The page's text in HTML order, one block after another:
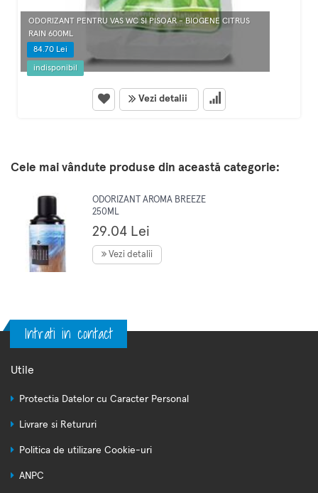
ODORIZANT PENTRU VAS WC SI PISOAR - BIOGENE CITRUS
RAIN 600ML
84.70 Lei
indisponibil
Vezi detalii
Cele mai vândute produse din această categorie:
ODORIZANT AROMA BREEZE
250ML
29.04 Lei
Vezi detalii
Intrati in contact
Utile
Protectia Datelor cu Caracter Personal
Livrare si Retururi
Politica de utilizare Cookie-uri
ANPC